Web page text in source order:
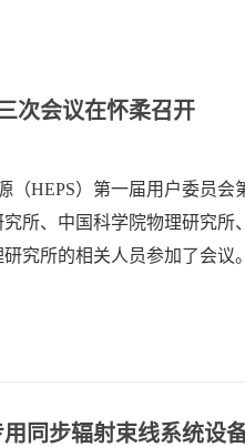
次会议在怀柔召开
（HEPS）第一届用户委员
所、中国科学院物理研究
究所的相关人员参加了会议。
同步辐射束线系统设